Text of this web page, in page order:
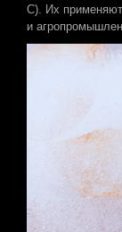
C). Их
и